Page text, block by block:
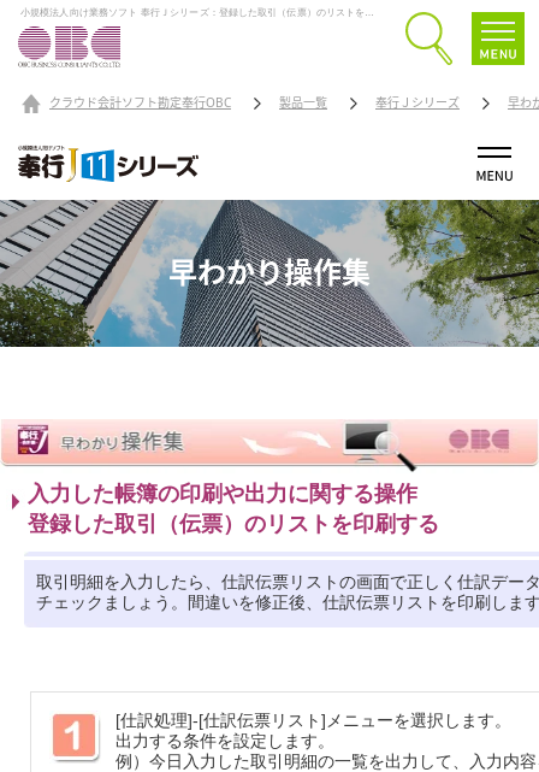
小規模法人向け業務ソフト 奉行Ｊシリーズ：登録した取引（伝票）のリストを印刷する
クラウド会計ソフト勘定奉行OBC 製品一覧 奉行Ｊシリーズ 早わ
早わかり操作集
入力した帳簿の印刷や出力に関する操作
登録した取引（伝票）のリストを印刷する
取引明細を入力したら、仕訳伝票リストの画面で正しく仕訳デー
チェックましょう。間違いを修正後、仕訳伝票リストを印刷しま
[仕訳処理]-[仕訳伝票リスト]メニューを選択します。
出力する条件を設定します。
例）今日入力した取引明細の一覧を出力して、入力内